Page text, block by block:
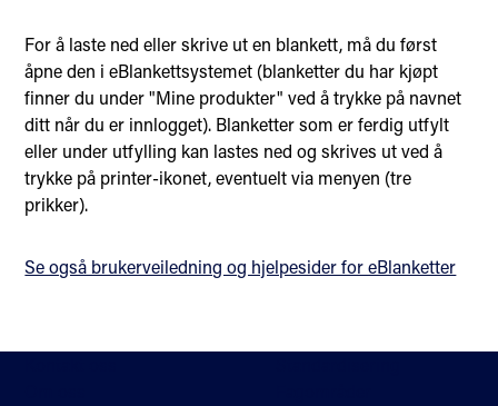
For å laste ned eller skrive ut en blankett, må du først
åpne den i eBlankettsystemet (blanketter du har kjøpt
finner du under "Mine produkter" ved å trykke på navnet
ditt når du er innlogget). Blanketter som er ferdig utfylt
eller under utfylling kan lastes ned og skrives ut ved å
trykke på printer-ikonet, eventuelt via menyen (tre
prikker).
Se også brukerveiledning og hjelpesider for eBlanketter